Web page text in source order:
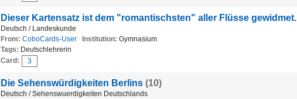
Dieser Kartensatz ist dem "romantischsten" aller Flüsse gewidmet.
Deutsch / Landeskunde
From: CoboCards-User Institution: Gymnasium
Tags: Deutschlehrerin
Card:
3
Die Sehenswürdigkeiten Berlins (10)
Deutsch / Sehenswuerdigkeiten Deutschlands